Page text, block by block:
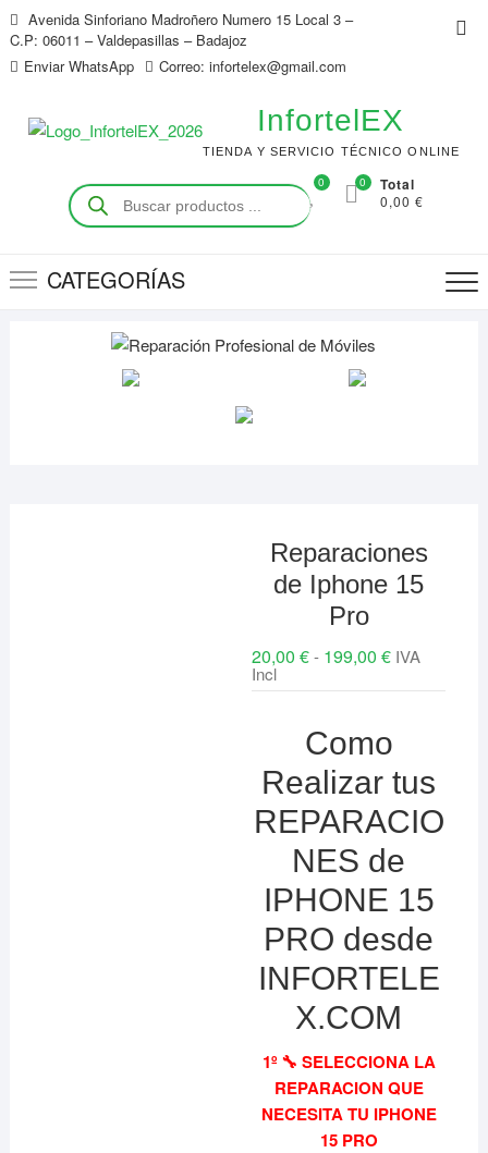
Saltar
al
contenido
Avenida Sinforiano Madroñero Numero 15 Local 3 –
C.P: 06011 – Valdepasillas – Badajoz
Enviar WhatsApp
Correo: infortelex@gmail.com
InfortelEX
TIENDA Y SERVICIO TÉCNICO ONLINE
Búsqueda
de
productos
0 Total
0,00 €
0
CATEGORÍAS
Reparaciones
de Iphone 15
Pro
20,00€ - 199,00€Rango
precios:
hasta
199,00 €
IVA
Incl
Como
Realizar tus
REPARACIO
NES de
IPHONE 15
PRO desde
INFORTELE
X.COM
1º 🔧 SELECCIONA LA
REPARACION QUE
NECESITA TU IPHONE
15 PRO